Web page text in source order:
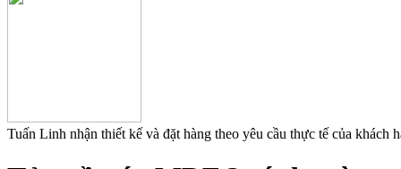
Tuấn Linh nhận thiết kế và đặt hàng theo yêu cầu thực tế của khách